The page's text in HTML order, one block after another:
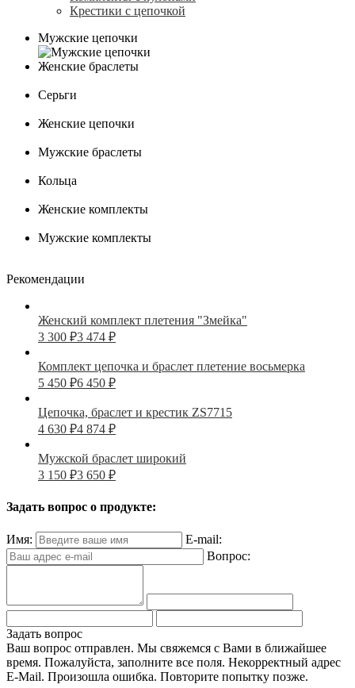
Крестики с цепочкой
Мужские цепочки
Женские браслеты
Серьги
Женские цепочки
Мужские браслеты
Кольца
Женские комплекты
Мужские комплекты
Рекомендации
Женский комплект плетения "Змейка"
3 300 ₽3 474 ₽
Комплект цепочка и браслет плетение восьмерка
5 450 ₽6 450 ₽
Цепочка, браслет и крестик ZS7715
4 630 ₽4 874 ₽
Мужской браслет широкий
3 150 ₽3 650 ₽
Задать вопрос о продукте:
Имя:
E-mail:
Вопрос:
Задать вопрос
Ваш вопрос отправлен. Мы свяжемся с Вами в ближайшее
время. Пожалуйста, заполните все поля. Некорректный адрес
E-Mail. Произошла ошибка. Повторите попытку позже.